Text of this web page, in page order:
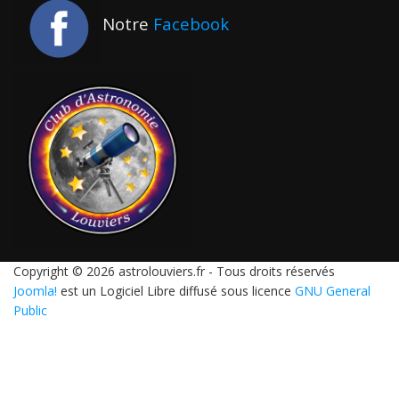
Notre Facebook
Copyright © 2026 astrolouviers.fr - Tous droits réservés
Joomla! est un Logiciel Libre diffusé sous licence GNU General
Public